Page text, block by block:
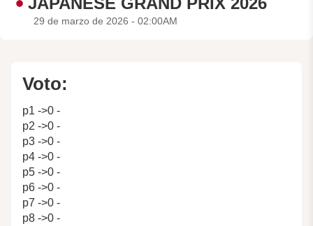
29 de marzo de 2026 - 02:00AM
Voto:
p1 ->0 -
p2 ->0 -
p3 ->0 -
p4 ->0 -
p5 ->0 -
p6 ->0 -
p7 ->0 -
p8 ->0 -